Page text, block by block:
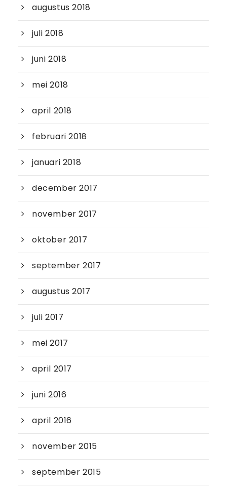
augustus 2018
juli 2018
juni 2018
mei 2018
april 2018
februari 2018
januari 2018
december 2017
november 2017
oktober 2017
september 2017
augustus 2017
juli 2017
mei 2017
april 2017
juni 2016
april 2016
november 2015
september 2015